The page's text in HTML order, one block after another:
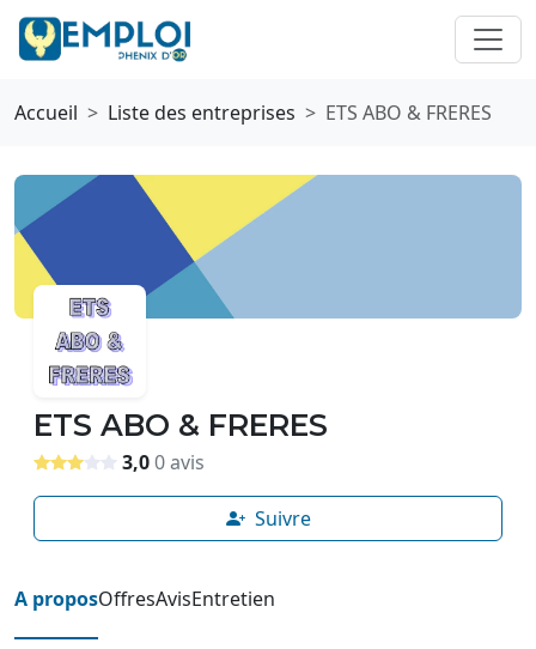
Accueil Liste des entreprises ETS ABO & FRERES
ETS ABO & FRERES
3,00 avis
Suivre
A proposOffresAvisEntretien